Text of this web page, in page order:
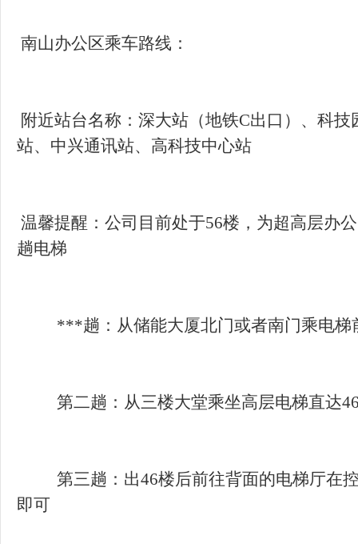
附近站台名称：深大站（地铁C出口）、科
温馨提醒：公司目前处于56楼，为超高层办
第三趟：出46楼后前往背面的电梯厅在控